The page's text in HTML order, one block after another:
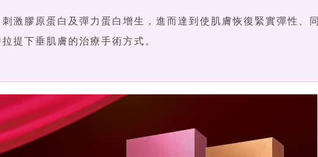
激膠原蛋白及彈力蛋白增生，進而達到使肌膚恢復緊實彈性、同
拉提下垂肌膚的治療手術方式。